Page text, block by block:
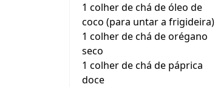
1 colher de chá de óleo de
coco (para untar a frigideira)
1 colher de chá de orégano
seco
1 colher de chá de páprica
doce